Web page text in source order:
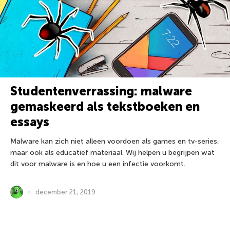
Studentenverrassing: malware
gemaskeerd als tekstboeken en
essays
Malware kan zich niet alleen voordoen als games en tv-series,
maar ook als educatief materiaal. Wij helpen u begrijpen wat
dit voor malware is en hoe u een infectie voorkomt.
december 21, 2019